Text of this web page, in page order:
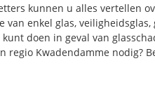
kunnen u alles vertellen
van enkel glas,
doen in geval van
regio Kwadendamme nodig?